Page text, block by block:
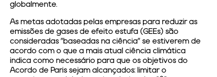
globalmente.
As metas adotadas pelas empresas para reduzir as
emissões de gases de efeito estufa (GEEs) são
consideradas "baseadas na ciência" se estiverem de
acordo com o que a mais atual ciência climática
indica como necessário para que os objetivos do
Acordo de Paris sejam alcançados: limitar o